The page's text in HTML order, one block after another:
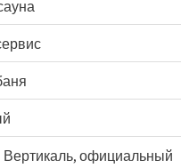
официальный